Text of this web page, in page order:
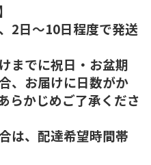
2日～10日程度で発送
までに祝日・お盆期
、お届けに日数がか
らかじめご了承くださ
は、配達希望時間帯